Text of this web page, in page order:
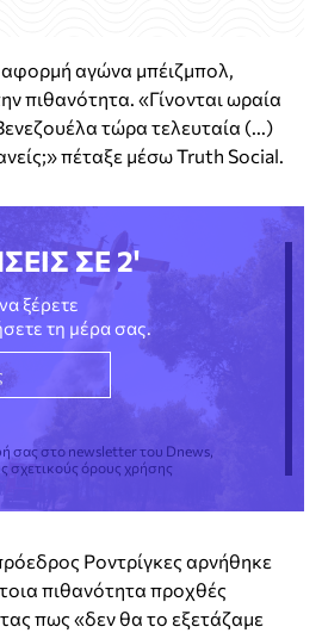
αγώνα μπέιζμπολ,
πιθανότητα. «Γίνονται ωραία
τώρα τελευταία (...)
πέταξε μέσω Truth Social.
ΣΕ 2'
ξέρετε
τη μέρα σας.
σας στο newsletter του Dnews,
σχετικούς όρους χρήσης
Ροντρίγκες αρνήθηκε
πιθανότητα προχθές
πως «δεν θα το εξετάζαμε